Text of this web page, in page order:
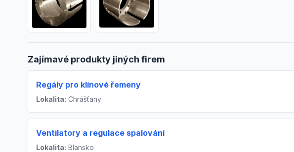
Zajímavé produkty jiných firem
Regály pro klínové řemeny
Lokalita: Chrášťany
Ventilatory a regulace spalování
Lokalita: Blansko